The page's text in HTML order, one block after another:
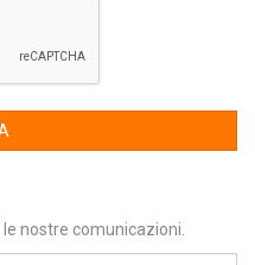
nostre comunicazioni.